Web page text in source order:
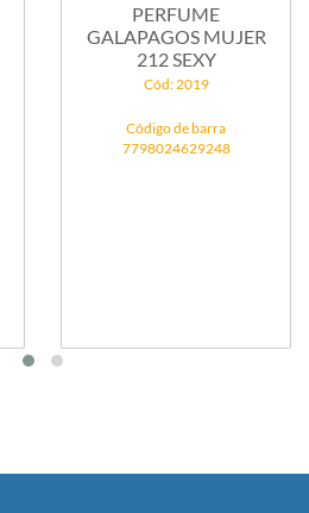
PERFUME
GALAPAGOS MUJER
212 SEXY
Cód: 2019
Código de barra
7798024629248